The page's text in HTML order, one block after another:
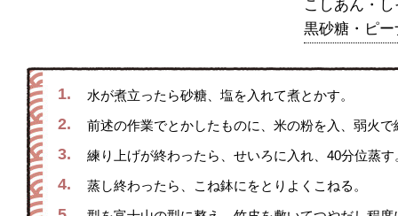
こしあん・
黒砂糖・ピ
1. 水が煮立ったら砂糖、塩を入れて煮とかす。
2. 前述の作業でとかしたものに、米の粉を入、弱火で
3. 練り上げが終わったら、せいろに入れ、40分位蒸す
4. 蒸し終わったら、こね鉢にをとりよくこねる。